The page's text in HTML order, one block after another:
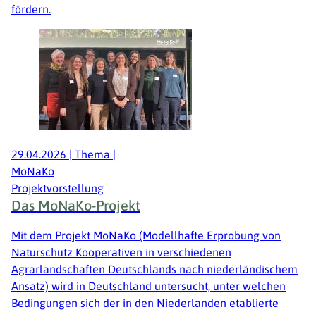
fördern.
29.04.2026 | Thema |
MoNaKo
Projektvorstellung
Das MoNaKo-Projekt
Mit dem Projekt MoNaKo (Modellhafte Erprobung von
Naturschutz Kooperativen in verschiedenen
Agrarlandschaften Deutschlands nach niederländischem
Ansatz) wird in Deutschland untersucht, unter welchen
Bedingungen sich der in den Niederlanden etablierte